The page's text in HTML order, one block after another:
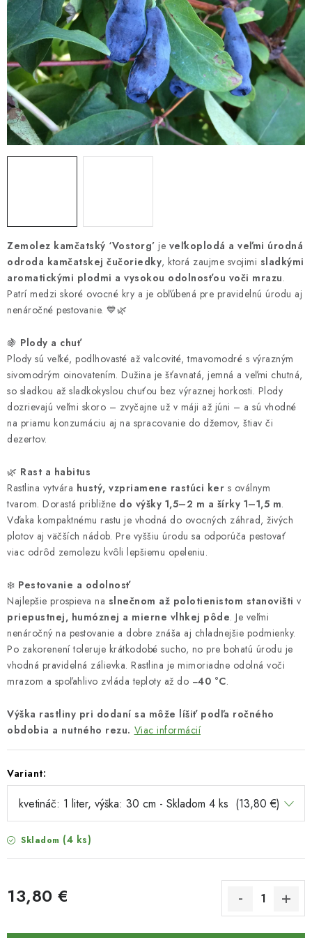
CHÉMIA
KVETINÁČE
DEKORÁCIE
PRIESADY ZELENINY
Zemolez kamčatský ‘Vostorg’ je veľkoplodá a veľmi úrodná
odroda kamčatskej čučoriedky, ktorá zaujme svojimi sladkými
aromatickými plodmi a vysokou odolnosťou voči mrazu.
Patrí medzi skoré ovocné kry a je obľúbená pre pravidelnú úrodu aj
nenáročné pestovanie. 💙🌿
🍇 Plody a chuť
Plody sú veľké, podlhovasté až valcovité, tmavomodré s výrazným
sivomodrým oinovatením. Dužina je šťavnatá, jemná a veľmi chutná,
so sladkou až sladkokyslou chuťou bez výraznej horkosti. Plody
dozrievajú veľmi skoro – zvyčajne už v máji až júni – a sú vhodné
na priamu konzumáciu aj na spracovanie do džemov, štiav či
dezertov.
🌿 Rast a habitus
Rastlina vytvára hustý, vzpriamene rastúci ker s oválnym
tvarom. Dorastá približne do výšky 1,5–2 m a šírky 1–1,5 m.
Vďaka kompaktnému rastu je vhodná do ovocných záhrad, živých
plotov aj väčších nádob. Pre vyššiu úrodu sa odporúča pestovať
viac odrôd zemolezu kvôli lepšiemu opeleniu.
❄️ Pestovanie a odolnosť
Najlepšie prospieva na slnečnom až polotienistom stanovišti v
priepustnej, humóznej a mierne vlhkej pôde. Je veľmi
nenáročný na pestovanie a dobre znáša aj chladnejšie podmienky.
Po zakorenení toleruje krátkodobé sucho, no pre bohatú úrodu je
vhodná pravidelná zálievka. Rastlina je mimoriadne odolná voči
mrazom a spoľahlivo zvláda teploty až do −40 °C.
Výška rastliny pri dodaní sa môže líšiť podľa ročného
obdobia a nutného rezu. Viac informácií
Variant:
Skladom (4 ks)
13,80 €